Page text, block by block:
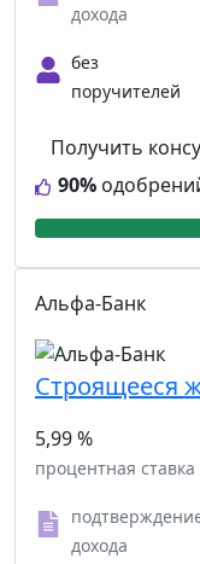
дохода
без
поручителей
90%
Получить
Альфа-Банк
Cтроящееся
5,99 %
процентная ставка
дохода